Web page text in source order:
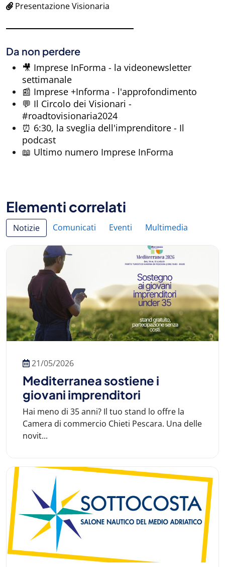
Presentazione Visionaria
Da non perdere
🎥 Imprese InForma - la videonewsletter
settimanale
📰 Imprese +Informa - l'approfondimento
💬 Il Circolo dei Visionari -
#roadtovisionaria2024
⏰ 6:30, la sveglia dell'imprenditore - Il
podcast
📖 Ultimo numero Imprese InForma
Elementi correlati
Notizie Comunicati Eventi Multimedia
21/05/2026
Mediterranea sostiene i
giovani imprenditori
Hai meno di 35 anni? Il tuo stand lo offre la
Camera di commercio Chieti Pescara. Una delle
novit...